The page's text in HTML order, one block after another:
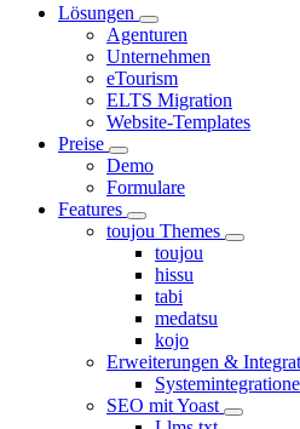
Lösungen
Agenturen
Unternehmen
eTourism
ELTS Migration
Website-Templates
Preise
Demo
Formulare
Features
toujou Themes
toujou
hissu
tabi
medatsu
kojo
Erweiterungen &
SEO mit Yoast